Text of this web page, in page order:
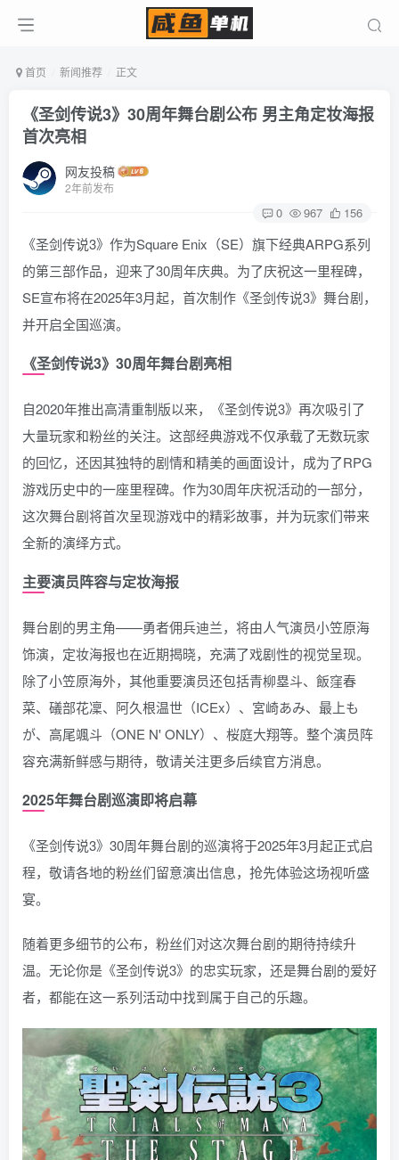
首页 新闻推荐 正文
《圣剑传说3》30周年舞台剧公布 男主角定妆海报
首次亮相
网友投稿
2年前发布
0 967 156
《圣剑传说3》作为Square Enix（SE）旗下经典ARPG系列
的第三部作品，迎来了30周年庆典。为了庆祝这一里程碑，
SE宣布将在2025年3月起，首次制作《圣剑传说3》舞台剧，
并开启全国巡演。
《圣剑传说3》30周年舞台剧亮相
自2020年推出高清重制版以来，《圣剑传说3》再次吸引了
大量玩家和粉丝的关注。这部经典游戏不仅承载了无数玩家
的回忆，还因其独特的剧情和精美的画面设计，成为了RPG
游戏历史中的一座里程碑。作为30周年庆祝活动的一部分，
这次舞台剧将首次呈现游戏中的精彩故事，并为玩家们带来
全新的演绎方式。
主要演员阵容与定妆海报
舞台剧的男主角——勇者佣兵迪兰，将由人气演员小笠原海
饰演，定妆海报也在近期揭晓，充满了戏剧性的视觉呈现。
除了小笠原海外，其他重要演员还包括青柳塁斗、飯窪春
菜、礒部花凜、阿久根温世（ICEx）、宮崎あみ、最上も
が、高尾颯斗（ONE N' ONLY）、桜庭大翔等。整个演员阵
容充满新鲜感与期待，敬请关注更多后续官方消息。
2025年舞台剧巡演即将启幕
《圣剑传说3》30周年舞台剧的巡演将于2025年3月起正式启
程，敬请各地的粉丝们留意演出信息，抢先体验这场视听盛
宴。
随着更多细节的公布，粉丝们对这次舞台剧的期待持续升
温。无论你是《圣剑传说3》的忠实玩家，还是舞台剧的爱好
者，都能在这一系列活动中找到属于自己的乐趣。